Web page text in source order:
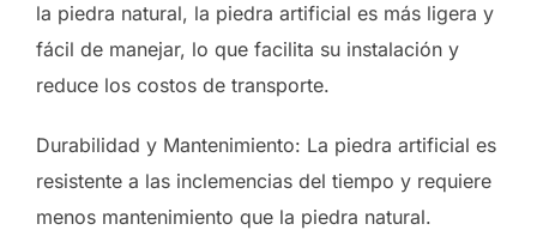
la piedra natural, la piedra artificial es más ligera y
fácil de manejar, lo que facilita su instalación y
reduce los costos de transporte.
Durabilidad y Mantenimiento: La piedra artificial es
resistente a las inclemencias del tiempo y requiere
menos mantenimiento que la piedra natural.